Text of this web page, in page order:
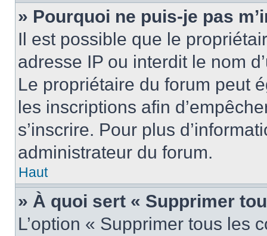
» Pourquoi ne puis-je pas
Il est possible que le
adresse IP ou interdit le nom
Le propriétaire du forum peut
les inscriptions afin
s’inscrire. Pour plus
administrateur du forum.
Haut
» À quoi sert « Supprimer
L’option « Supprimer tous les